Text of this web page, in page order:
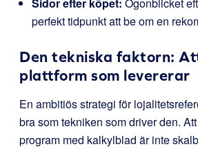
perfekt tidpunkt att be om en
Den tekniska faktorn:
plattform som levererar
En ambitiös strategi för
bra som tekniken som driver den.
program med kalkylblad är inte